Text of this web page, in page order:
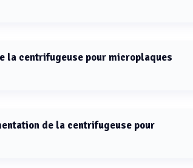
la centrifugeuse pour microplaques
de la centrifugeuse pour